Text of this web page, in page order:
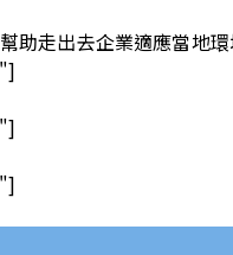
助走出去企業適應當地